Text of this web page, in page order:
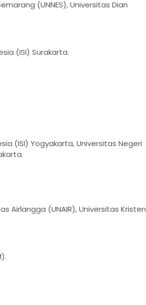
(UNNES), Universitas Dian
(ISI) Surakarta.
(ISI) Yogyakarta, Universitas Negeri
Airlangga (UNAIR), Universitas Kristen